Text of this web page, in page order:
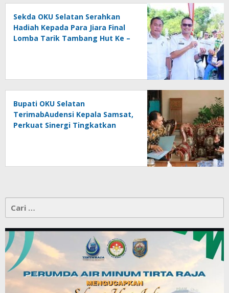
Sekda OKU Selatan Serahkan
Hadiah Kepada Para Jiara Final
Lomba Tarik Tambang Hut Ke –
Bupati OKU Selatan
TerimabAudensi Kepala Samsat,
Perkuat Sinergi Tingkatkan
untuk: